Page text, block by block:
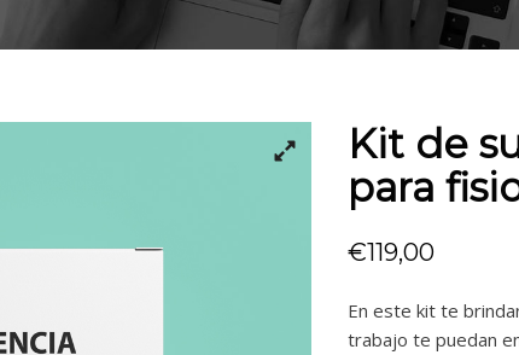
Kit de
para
€119,00
En este kit te
trabajo te puedan